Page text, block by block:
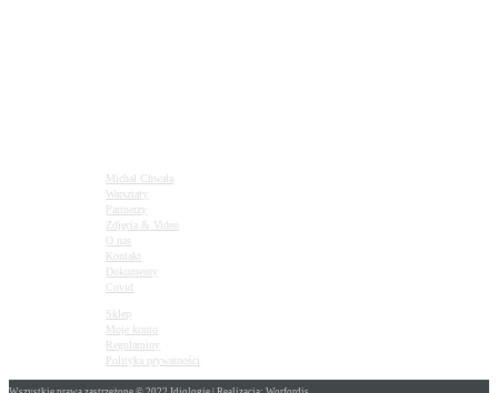
Michał Chwała
Warsztaty
Partnerzy
Zdjęcia & Video
O nas
Kontakt
Dokumenty
Covid
Sklep
Moje konto
Regulaminy
Polityka prywatności